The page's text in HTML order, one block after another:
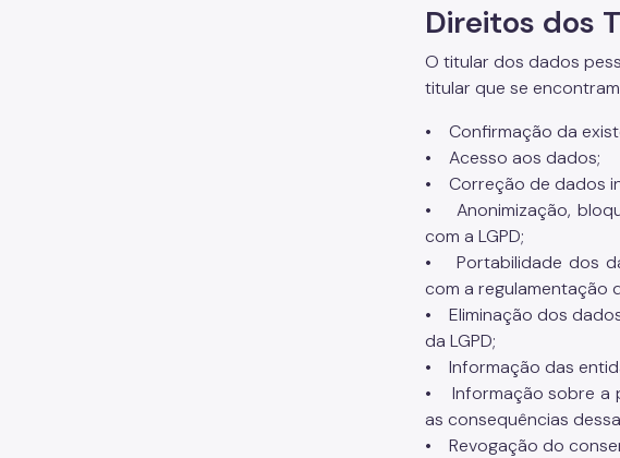
Direitos dos
O titular dos dados
titular que se
• Confirmação da
• Acesso aos dados;
• Correção de dados
• Anonimização,
com a LGPD;
• Portabilidade dos
com a regulamentação
• Eliminação dos
da LGPD;
• Informação das
• Informação sobre a
as consequências
• Revogação do